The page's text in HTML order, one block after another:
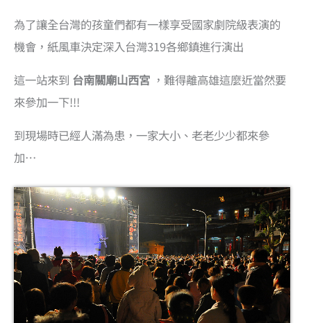
為了讓全台灣的孩童們都有一樣享受國家劇院級表演的
機會，紙風車決定深入台灣319各鄉鎮進行演出
這一站來到 台南關廟山西宮 ，難得離高雄這麼近當然要
來參加一下!!!
到現場時已經人滿為患，一家大小、老老少少都來參
加…